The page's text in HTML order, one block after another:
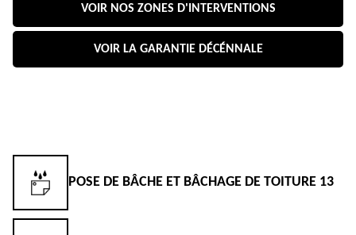
VOIR NOS ZONES D'INTERVENTIONS
VOIR LA GARANTIE DÉCÉNNALE
POSE DE BÂCHE ET BÂCHAGE DE TOITURE 13